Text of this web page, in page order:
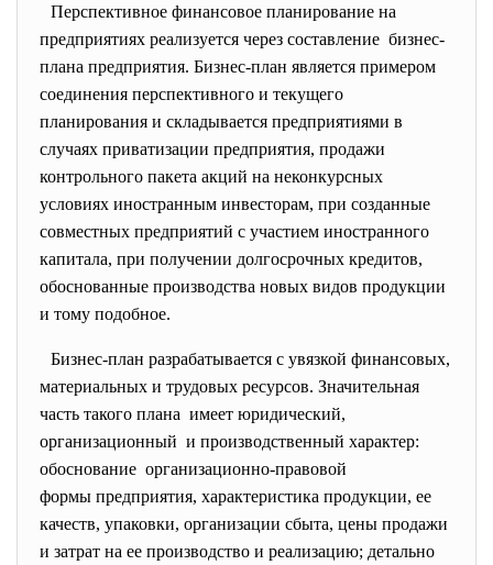
Перспективное финансовое планирование на
предприятиях реализуется через составление бизнес-
плана предприятия. Бизнес-план является примером
соединения перспективного и текущего
планирования и складывается предприятиями в
случаях приватизации предприятия, продажи
контрольного пакета акций на неконкурсных
условиях иностранным инвесторам, при созданные
совместных предприятий с участием иностранного
капитала, при получении долгосрочных кредитов,
обоснованные производства новых видов продукции
и тому подобное.
Бизнес-план разрабатывается с увязкой финансовых,
материальных и трудовых ресурсов. Значительная
часть такого плана имеет юридический,
организационный и производственный характер:
обоснование организационно-правовой
формы предприятия, характеристика продукции, ее
качеств, упаковки, организации сбыта, цены продажи
и затрат на ее производство и реализацию; детально